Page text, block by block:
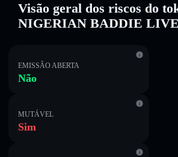
Visão geral dos riscos do
NIGERIAN BADDIE LIVE
EMISSÃO ABERTA
Não
MUTÁVEL
Sim